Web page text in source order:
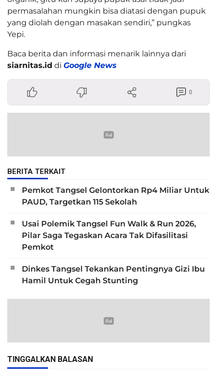
permasalahan mungkin bisa diatasi dengan pupuk
yang diolah dengan masakan sendiri,” pungkas
Yepi.
Baca berita dan informasi menarik lainnya dari
siarnitas.id di Google News
0
BERITA TERKAIT
Pemkot Tangsel Gelontorkan Rp4 Miliar Untuk
PAUD, Targetkan 115 Sekolah
Usai Polemik Tangsel Fun Walk & Run 2026,
Pilar Saga Tegaskan Acara Tak Difasilitasi
Pemkot
Dinkes Tangsel Tekankan Pentingnya Gizi Ibu
Hamil Untuk Cegah Stunting
TINGGALKAN BALASAN